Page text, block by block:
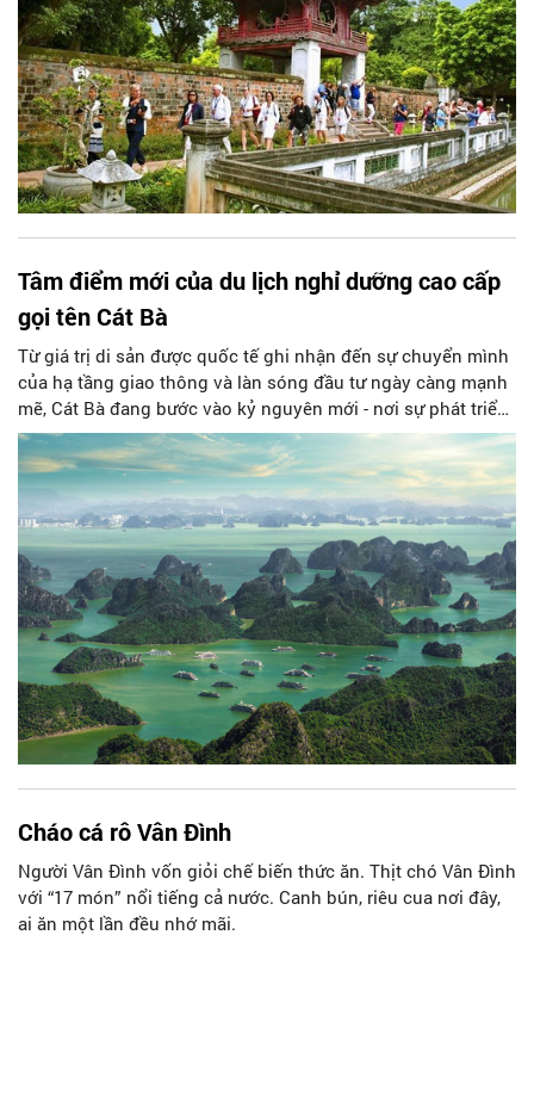
Tâm điểm mới của du lịch nghỉ dưỡng cao cấp
gọi tên Cát Bà
Từ giá trị di sản được quốc tế ghi nhận đến sự chuyển mình
của hạ tầng giao thông và làn sóng đầu tư ngày càng mạnh
mẽ, Cát Bà đang bước vào kỷ nguyên mới - nơi sự phát triển
không chỉ được đo bằng quy mô, mà còn bằng chiều sâu và
tính bền vững.
Cháo cá rô Vân Đình
Người Vân Đình vốn giỏi chế biến thức ăn. Thịt chó Vân Đình
với “17 món” nổi tiếng cả nước. Canh bún, riêu cua nơi đây,
ai ăn một lần đều nhớ mãi.